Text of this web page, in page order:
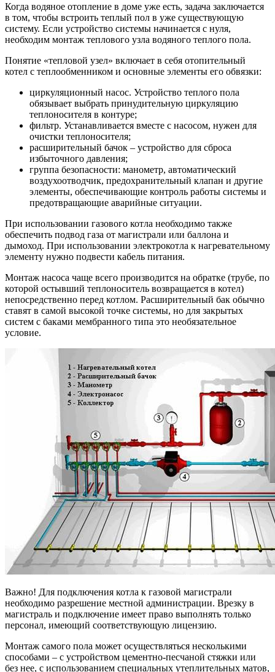
Когда водяное отопление в доме уже есть, задача заключается
в том, чтобы встроить теплый пол в уже существующую
систему. Если устройство системы начинается с нуля,
необходим монтаж теплового узла водяного теплого пола.
Понятие «тепловой узел» включает в себя отопительный
котел с теплообменником и основные элементы его обвязки:
циркуляционный насос. Устройство теплого пола
обязывает выбрать принудительную циркуляцию
теплоносителя в контуре;
фильтр. Устанавливается вместе с насосом, нужен для
очистки теплоносителя;
расширительный бачок – устройство для сброса
избыточного давления;
группа безопасности: манометр, автоматический
воздухоотводчик, предохранительный клапан и другие
элементы, обеспечивающие контроль работы системы и
предотвращающие аварийные ситуации.
При использовании газового котла необходимо также
обеспечить подвод газа от магистрали или баллона и
дымоход. При использовании электрокотла к нагревательному
элементу нужно подвести кабель питания.
Монтаж насоса чаще всего производится на обратке (трубе, по
которой остывший теплоноситель возвращается в котел)
непосредственно перед котлом. Расширительный бак обычно
ставят в самой высокой точке системы, но для закрытых
систем с баками мембранного типа это необязательное
условие.
Важно! Для подключения котла к газовой магистрали
необходимо разрешение местной администрации. Врезку в
магистраль и подключение имеет право выполнять только
персонал, имеющий соответствующую лицензию.
Монтаж самого пола может осуществляться несколькими
способами – с устройством цементно-песчаной стяжки или
без нее, с использованием специальных утеплительных матов,